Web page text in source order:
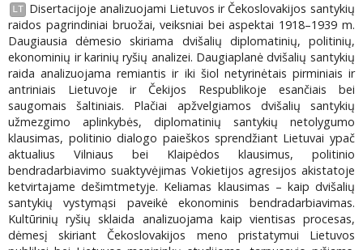
LT
Disertacijoje analizuojami Lietuvos ir Čekoslovakijos santykių
raidos pagrindiniai bruožai, veiksniai bei aspektai 1918–1939 m.
Daugiausia dėmesio skiriama dvišalių diplomatinių, politinių,
ekonominių ir karinių ryšių analizei. Daugiaplanė dvišalių santykių
raida analizuojama remiantis ir iki šiol netyrinėtais pirminiais ir
antriniais Lietuvoje ir Čekijos Respublikoje esančiais bei
saugomais šaltiniais. Plačiai apžvelgiamos dvišalių santykių
užmezgimo aplinkybės, diplomatinių santykių netolygumo
klausimas, politinio dialogo paieškos sprendžiant Lietuvai ypač
aktualius Vilniaus bei Klaipėdos klausimus, politinio
bendradarbiavimo suaktyvėjimas Vokietijos agresijos akistatoje
ketvirtajame dešimtmetyje. Keliamas klausimas – kaip dvišalių
santykių vystymąsi paveikė ekonominis bendradarbiavimas.
Kultūrinių ryšių sklaida analizuojama kaip vientisas procesas,
dėmesį skiriant Čekoslovakijos meno pristatymui Lietuvos